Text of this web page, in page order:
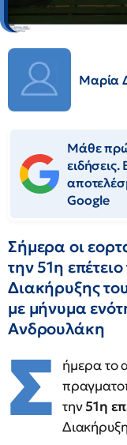
Μαρία
Μάθε
Google
Σήμερα οι
την 51η
Διακήρυξης
με μήνυμα
Ανδρουλάκη
Σ
ήμερα το
την51η